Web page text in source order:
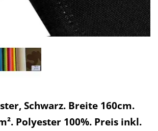
Schwarz. Breite 160cm.
Polyester 100%. Preis inkl.